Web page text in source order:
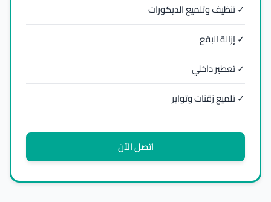
✓ تنظيف وتلميع الديكورات
✓ إزالة البقع
✓ تعطير داخلي
✓ تلميع زقنات وتواير
اتصل الآن